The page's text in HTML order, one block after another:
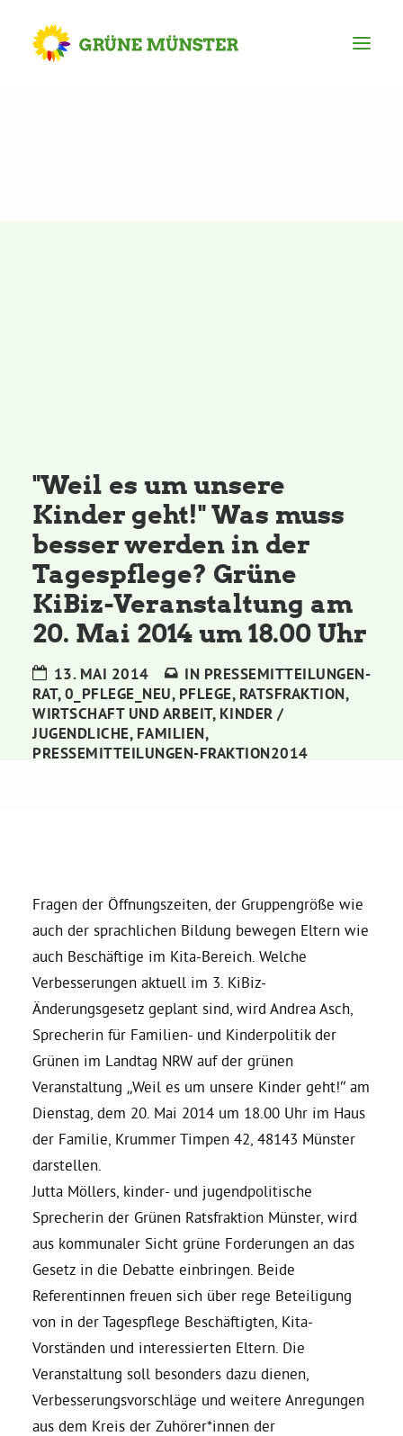
Grünes Zentrum
Personen
Sylvia Rietenberg, MdB
Dorothea Deppermann, MdL
Josefine Paul, MdL
Delegierte
Grüne im Rathaus
Ratsfraktion
Ratsmitglieder 2025 – 2030
Ratsanträge
Fraktionsgeschäftsstelle
Bezirksvertretungen
Aktiv werden
Termine
Arbeitsgruppen
"Weil es um unsere
Kinder geht!" Was muss
besser werden in der
Tagespflege? Grüne
KiBiz-Veranstaltung am
20. Mai 2014 um 18.00 Uhr
13. MAI 2014 IN PRESSEMITTEILUNGEN-
RAT,0_PFLEGE_NEU, PFLEGE, RATSFRAKTION,
WIRTSCHAFT UND ARBEIT, KINDER /
JUGENDLICHE, FAMILIEN,
PRESSEMITTEILUNGEN-FRAKTION2014
Fragen der Öffnungszeiten, der Gruppengröße wie
auch der sprachlichen Bildung bewegen Eltern wie
auch Beschäftige im Kita-Bereich. Welche
Verbesserungen aktuell im 3. KiBiz-
Änderungsgesetz geplant sind, wird Andrea Asch,
Sprecherin für Familien- und Kinderpolitik der
Grünen im Landtag NRW auf der grünen
Veranstaltung „Weil es um unsere Kinder geht!“ am
Dienstag, dem 20. Mai 2014 um 18.00 Uhr im Haus
der Familie, Krummer Timpen 42, 48143 Münster
darstellen.
Jutta Möllers, kinder- und jugendpolitische
Sprecherin der Grünen Ratsfraktion Münster, wird
aus kommunaler Sicht grüne Forderungen an das
Gesetz in die Debatte einbringen. Beide
Referentinnen freuen sich über rege Beteiligung
von in der Tagespflege Beschäftigten, Kita-
Vorständen und interessierten Eltern. Die
Veranstaltung soll besonders dazu dienen,
Verbesserungsvorschläge und weitere Anregungen
aus dem Kreis der Zuhörer*innen der